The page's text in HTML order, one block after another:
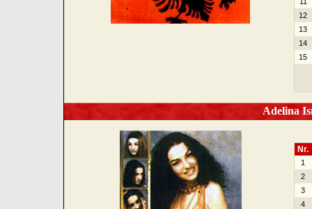
12
13
14
15
Adelina
Nr.
1
2
3
4